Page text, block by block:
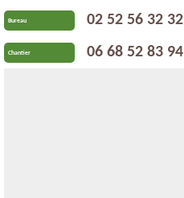
Bureau 02 52 56 32 32
Chantier 06 68 52 83 94